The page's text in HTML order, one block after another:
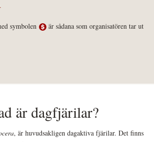
symbolen
är sådana som organisatören tar ut
är dagfjärilar?
, är huvudsakligen dagaktiva fjärilar. Det finns